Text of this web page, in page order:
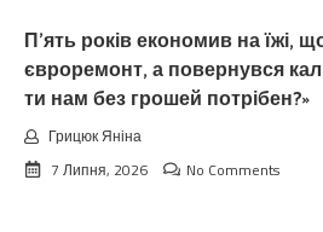
П’ять років економив на їжі,
євроремонт, а повернувся
ти нам без грошей потрібен?»
Грицюк Яніна
7 Липня, 2026
No Comments